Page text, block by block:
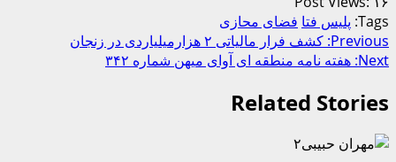
Tags: پلیس فتا فضای محازی
Post
navigation
Previous: کشف فرار مالیاتی ۲ هزارمیلیاردی در زنجان
Next: هفته نامه منطقه ای آوای میهن شماره ۳۴۲
Related Stories